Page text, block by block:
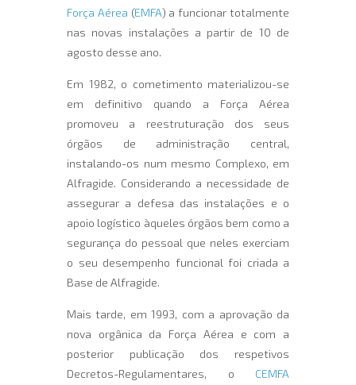
Força Aérea (EMFA) a funcionar totalmente
nas novas instalações a partir de 10 de
agosto desse ano.
Em 1982, o cometimento materializou-se
em definitivo quando a Força Aérea
promoveu a reestruturação dos seus
órgãos de administração central,
instalando-os num mesmo Complexo, em
Alfragide. Considerando a necessidade de
assegurar a defesa das instalações e o
apoio logístico àqueles órgãos bem como a
segurança do pessoal que neles exerciam
o seu desempenho funcional foi criada a
Base de Alfragide.
Mais tarde, em 1993, com a aprovação da
nova orgânica da Força Aérea e com a
posterior publicação dos respetivos
Decretos-Regulamentares, o CEMFA